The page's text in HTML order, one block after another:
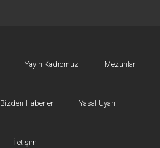
Yayın Kadromuz Mezunlar
Bizden Haberler Yasal Uyarı
İletişim